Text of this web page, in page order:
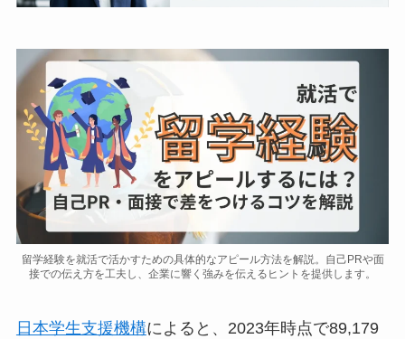
留学経験を就活で活かすための具体的なアピール方法を解説。自己PRや面
接での伝え方を工夫し、企業に響く強みを伝えるヒントを提供します。
日本学生支援機構によると、2023年時点で89,179